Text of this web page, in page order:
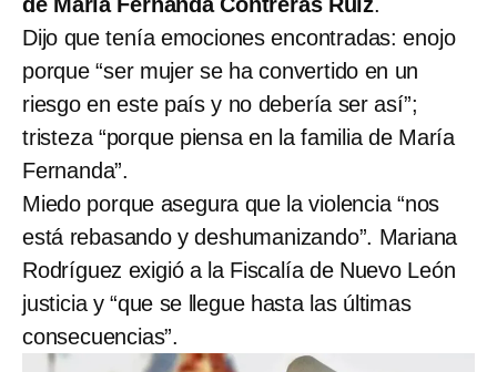
Dijo que tenía emociones encontradas: enojo
porque “ser mujer se ha convertido en un
riesgo en este país y no debería ser así”;
tristeza “porque piensa en la familia de María
Fernanda”.
Miedo porque asegura que la violencia “nos
está rebasando y deshumanizando”. Mariana
Rodríguez exigió a la Fiscalía de Nuevo León
justicia y “que se llegue hasta las últimas
consecuencias”.